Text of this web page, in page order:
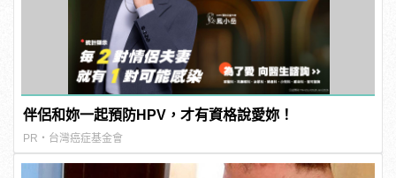
伴侶和妳一起預防HPV，才有資格說愛妳！
PR・台灣癌症基金會